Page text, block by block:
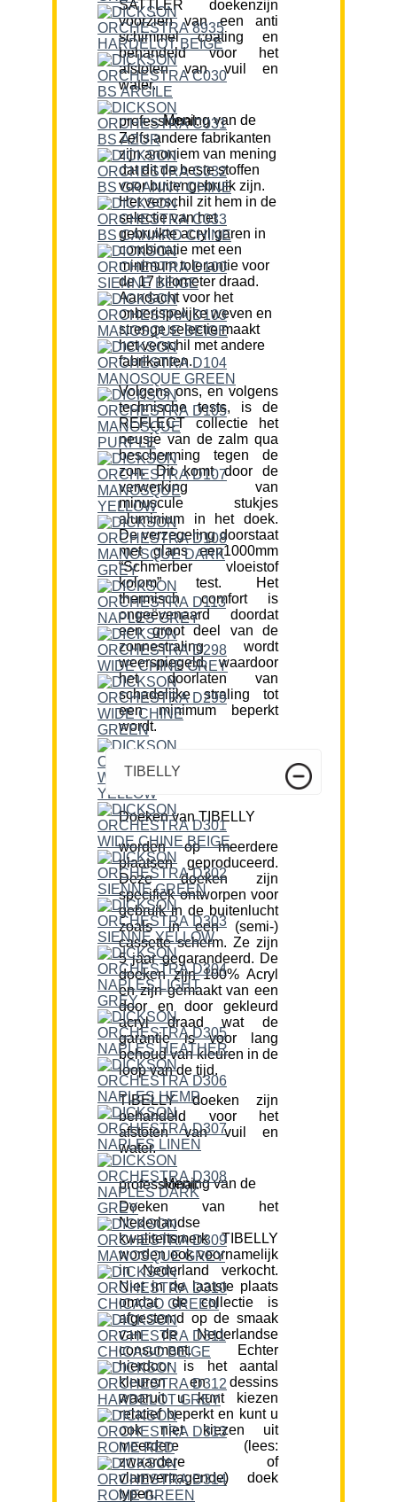
SATTLER doekenzijn
voorzien van een anti
schimmel coating en
behandeld voor het
afstoten van vuil en
water.
Mening van de professional:
Zelfs andere fabrikanten
zijn anoniem van mening
dat dit de beste stoffen
voor buitengebruik zijn.
Het verschil zit hem in de
selectie van het
gebruikte acryl garen in
combinatie met een
minimum tolerantie voor
de 17 kilometer draad.
Aandacht voor het
onberispelijke weven en
strenge selectie maakt
het verschil met andere
fabrikanten.
Volgens ons, en volgens
technische tests, is de
REFLECT collectie het
neusje van de zalm qua
bescherming tegen de
zon. Dit komt door de
verwerking van
minuscule stukjes
aluminium in het doek.
De verzegeling doorstaat
met glans een1000mm
“Schmerber vloeistof
kolom” test. Het
thermisch comfort is
ongeëvenaard doordat
een groot deel van de
zonnestraling wordt
weerspiegeld, waardoor
het doorlaten van
schadelijke straling tot
een minimum beperkt
wordt.
TIBELLY
Doeken van TIBELLY
worden op meerdere
plaatsen geproduceerd.
Deze doeken zijn
specifiek ontworpen voor
gebruik in de buitenlucht
zoals in een (semi-)
cassette scherm. Ze zijn
5 jaar gegarandeerd. De
doeken zijn 100% Acryl
en zijn gemaakt van een
door en door gekleurd
acryl draad wat de
garantie is voor lang
behoud van kleuren in de
loop van de tijd.
TIBELLY doeken zijn
behandeld voor het
afstoten van vuil en
water.
Mening van de professional:
Doeken van het
Nederlandse
kwaliteitsmerk TIBELLY
worden ook voornamelijk
in Nederland verkocht.
Niet in de laatste plaats
omdat de collectie is
afgestemd op de smaak
van de Nederlandse
consument. Echter
hierdoor is het aantal
kleuren en dessins
waaruit u kunt kiezen
relatief beperkt en kunt u
ook niet kiezen uit
meerdere (lees:
zwaardere of
vlamvertragende) doek
typen.